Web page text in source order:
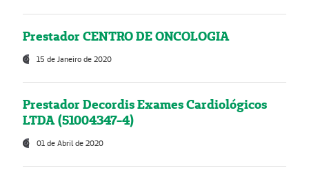
Prestador CENTRO DE ONCOLOGIA
15 de Janeiro de 2020
Prestador Decordis Exames Cardiológicos
LTDA (51004347-4)
01 de Abril de 2020